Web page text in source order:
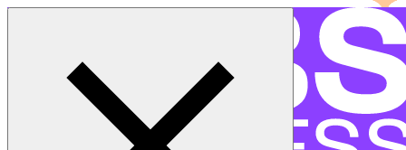
Inicio
Programas